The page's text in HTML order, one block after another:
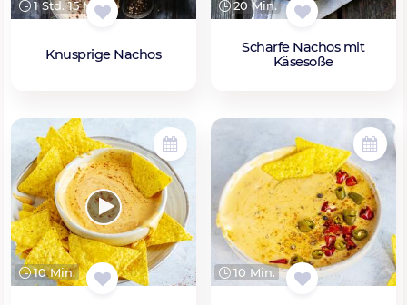
1 Std. 15 Min.
Knusprige Nachos
20 Min.
Scharfe Nachos mit
Käsesoße
10 Min. 10 Min.